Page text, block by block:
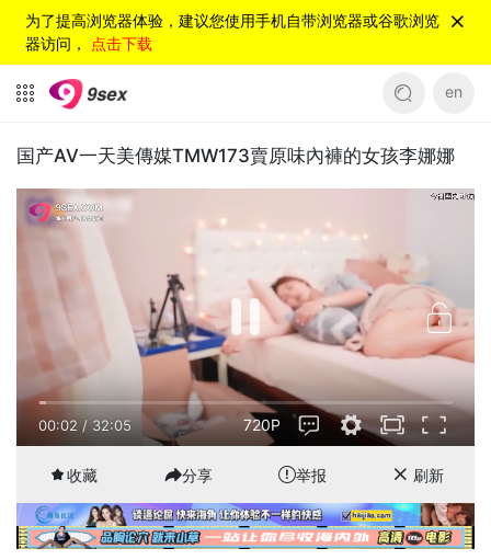
为了提高浏览器体验，建议您使用手机自带浏览器或谷歌浏览
器访问， 点击下载
en
国产AV一天美傳媒TMW173賣原味內褲的女孩李娜娜
00:02 / 32:05 720P
收藏 分享 举报 刷新